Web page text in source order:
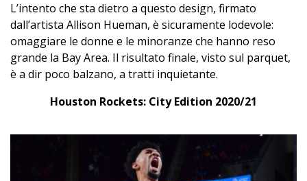
L’intento che sta dietro a questo design, firmato
dall’artista Allison Hueman, è sicuramente lodevole:
omaggiare le donne e le minoranze che hanno reso
grande la Bay Area. Il risultato finale, visto sul parquet,
è a dir poco balzano, a tratti inquietante.
Houston Rockets: City Edition 2020/21